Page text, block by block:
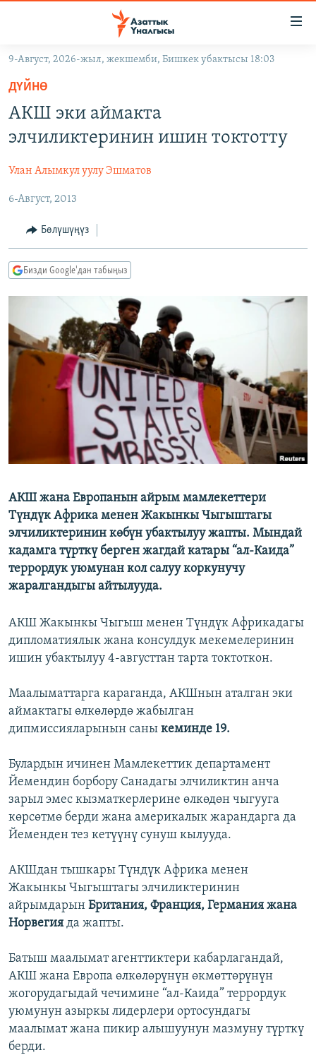
Навигацияга
өтүңүз
Издөөгө
салыңыз
ЖАҢЫЛЫКТАР
ЭКОНОМИКА
МАДАНИЯТ
БОРБОР АЗИЯ
АТАЙЫН ИЛИКТӨӨ
ТВ ПРОГРАММАЛАР
БҮГҮН АЗАТТЫКТА
БИЗ ЖАНА ДҮЙНӨ
ЭЖЕ-СИҢДИЛЕР
АЗАТТЫК+
ЫҢГАЙСЫЗ СУРООЛОР
ПОДКАСТ
ӨЗГӨЧӨ ПИКИР
ОНЛАЙН ШЕРИНЕ
ЭЕ/АРнун бардык сайттары
9-Август, 2026-жыл, жекшемби, Бишкек убактысы 18:03
ДҮЙНӨ
АКШ эки аймакта
элчиликтеринин ишин токтотту
Улан Алымкул уулу Эшматов
6-Август, 2013
Бөлүшүңүз
Бизди Google'дан табыңыз
АКШ жана Европанын айрым мамлекеттери
Түндүк Африка менен Жакынкы Чыгыштагы
элчиликтеринин көбүн убактылуу жапты. Мындай
кадамга түрткү берген жагдай катары “ал-Каида”
террордук уюмунан кол салуу коркунучу
жаралгандыгы айтылууда.
АКШ Жакынкы Чыгыш менен Түндүк Африкадагы
дипломатиялык жана консулдук мекемелеринин
ишин убактылуу 4-августтан тарта токтоткон.
Маалыматтарга караганда, АКШнын аталган эки
аймактагы өлкөлөрдө жабылган
дипмиссияларынын саны кеминде 19.
Булардын ичинен Мамлекеттик департамент
Йемендин борбору Санадагы элчиликтин анча
зарыл эмес кызматкерлерине өлкөдөн чыгууга
көрсөтмө берди жана америкалык жарандарга да
Йеменден тез кетүүнү сунуш кылууда.
АКШдан тышкары Түндүк Африка менен
Жакынкы Чыгыштагы элчиликтеринин
айрымдарын Британия, Франция, Германия жана
Норвегия да жапты.
​Батыш маалымат агенттиктери кабарлагандай,
АКШ жана Европа өлкөлөрүнүн өкмөттөрүнүн
жогорудагыдай чечимине “ал-Каида” террордук
уюмунун азыркы лидерлери ортосундагы
маалымат жана пикир алышуунун мазмуну түрткү
берди.